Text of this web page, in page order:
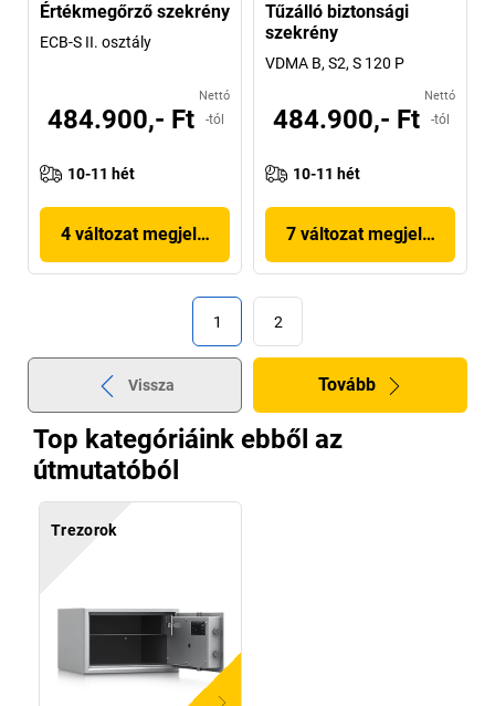
Értékmegőrző szekrény
ECB-S II. osztály
Nettó
484.900,- Ft -tól
10-11 hét
4 változat megjelenítése
Tűzálló biztonsági
szekrény
VDMA B, S2, S 120 P
Nettó
484.900,- Ft -tól
10-11 hét
7 változat megjelenítése
1 2
Vissza Tovább
Top kategóriáink ebből az
útmutatóból
Trezorok